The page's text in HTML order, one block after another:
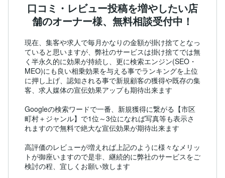
口コミ・レビュー投稿を増やしたい店
舗のオーナー様、無料相談受付中！
現在、集客や求人で毎月かなりの金額が掛け捨てとなっ
ていると思いますが、弊社のサービスは掛け捨てでは無
く半永久的に効果が持続し、更に検索エンジン(SEO・
MEO)にも良い相乗効果を与える事でランキングを上位
に押し上げ、認知される事で新規顧客の獲得や既存の集
客、求人媒体の宣伝効果アップも期待出来ます
Googleの検索ワードで一番、新規獲得に繋がる【市区
町村＋ジャンル】で1位～3位になれば写真等も表示さ
れますので無料で絶大な宣伝効果が期待出来ます
高評価のレビューが増えれば上記のように様々なメリッ
トが御座いますので是非、継続的に弊社のサービスをご
検討の程、宜しくお願い致します